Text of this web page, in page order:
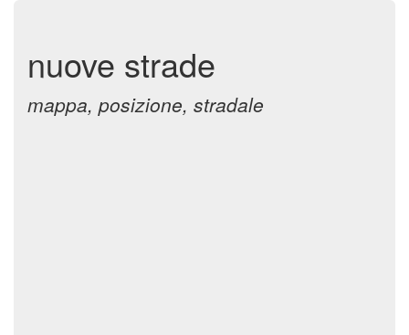
nuove strade
mappa, posizione, stradale